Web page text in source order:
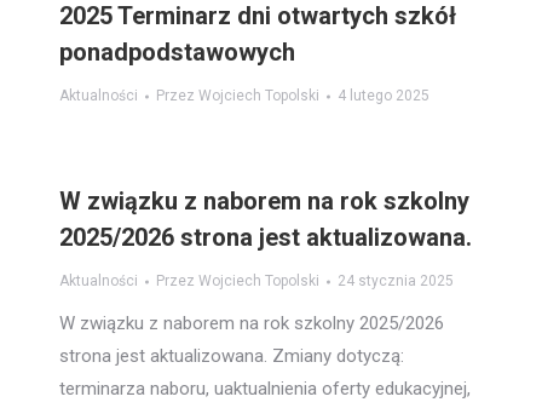
2025 Terminarz dni otwartych szkół
ponadpodstawowych
Aktualności PrzezWojciech Topolski 4 lutego 2025
W związku z naborem na rok szkolny
2025/2026 strona jest aktualizowana.
Aktualności PrzezWojciech Topolski 24 stycznia 2025
W związku z naborem na rok szkolny 2025/2026
strona jest aktualizowana. Zmiany dotyczą:
terminarza naboru, uaktualnienia oferty edukacyjnej,